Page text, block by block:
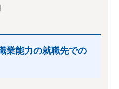
業能力の就職先での